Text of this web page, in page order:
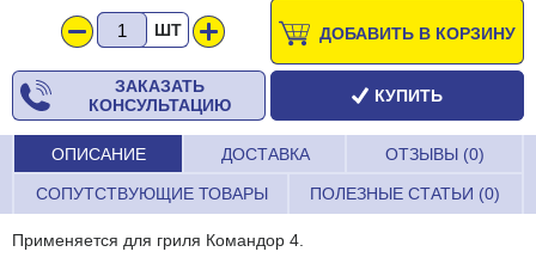
ШТ ДОБАВИТЬ В КОРЗИНУ
ЗАКАЗАТЬ
КОНСУЛЬТАЦИЮ
КУПИТЬ
ОПИСАНИЕ ДОСТАВКА ОТЗЫВЫ (0)
СОПУТСТВУЮЩИЕ ТОВАРЫ ПОЛЕЗНЫЕ СТАТЬИ (0)
Применяется для гриля Командор 4.